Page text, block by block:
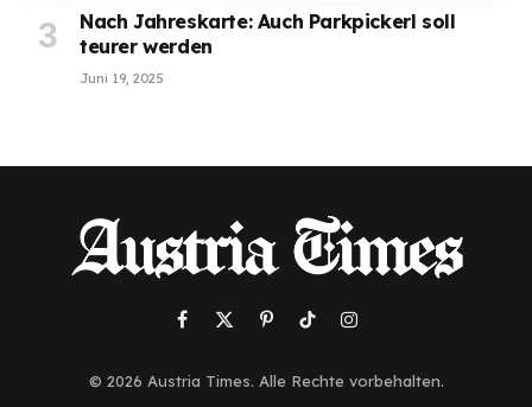
Nach Jahreskarte: Auch Parkpickerl soll
teurer werden
Juni 19, 2025
Facebook
X
PinterestTikTokInstagram
© 2026 Austria Times. Alle Rechte vorbehalten.